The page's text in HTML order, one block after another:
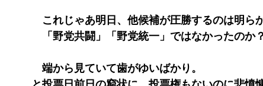
これじゃあ明日、他候補が圧勝するのは明らか
「野党共闘」「野党統一」ではなかったのか？
端から見ていて歯がゆいばかり。